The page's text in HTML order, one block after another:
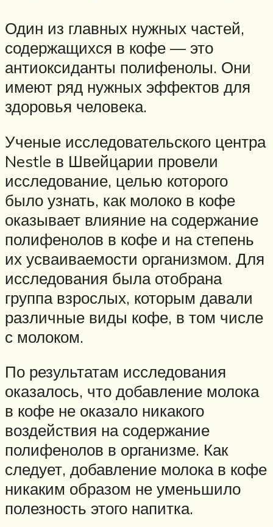
Один из главных нужных частей,
содержащихся в кофе — это
антиоксиданты полифенолы. Они
имеют ряд нужных эффектов для
здоровья человека.
Ученые исследовательского центра
Nestle в Швейцарии провели
исследование, целью которого
было узнать, как молоко в кофе
оказывает влияние на содержание
полифенолов в кофе и на степень
их усваиваемости организмом. Для
исследования была отобрана
группа взрослых, которым давали
различные виды кофе, в том числе
с молоком.
По результатам исследования
оказалось, что добавление молока
в кофе не оказало никакого
воздействия на содержание
полифенолов в организме. Как
следует, добавление молока в кофе
никаким образом не уменьшило
полезность этого напитка.